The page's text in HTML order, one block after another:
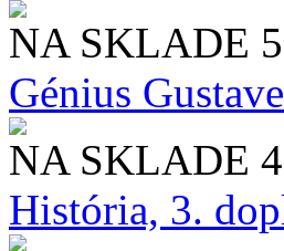
NA SKLADE
Génius
NA SKLADE
História, 3.